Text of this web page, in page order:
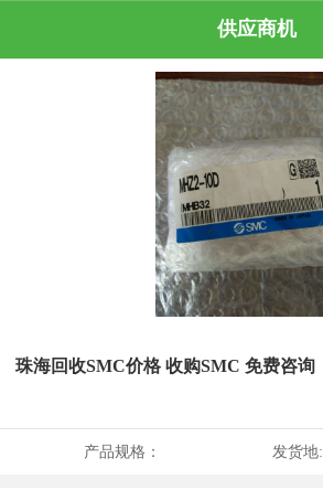
供应商机
珠海回收SMC价格 收购SMC 免费咨询
产品规格： 发货地: